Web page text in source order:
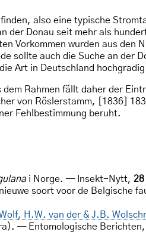
also eine typische
der Donau seit mehr als
Vorkommen wurden aus
sollte auch die Suche an der
Art in Deutschland
Rahmen fällt daher der
von Röslerstamm, [1836]
Fehlbestimmung beruht.
i Norge. — Insekt-Nytt, 28
soort voor de Belgische
H.W. van der & J.B.
— Entomologische